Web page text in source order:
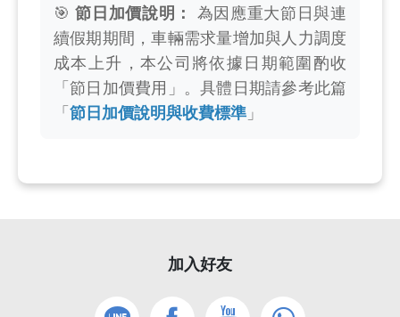
🎯節日加價說明：
為因應重大節日與連
續假期期間，車輛需求量增加與人力調度
成本上升，本公司將依據日期範圍酌收
「節日加價費用」。具體日期請參考此篇
「 節日加價說明與收費標準 」
加入好友